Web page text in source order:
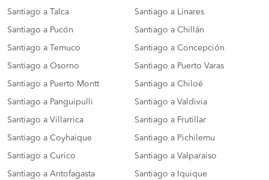
Santiago a Talca Santiago a Linares
Santiago a Pucón Santiago a Chillán
Santiago a Temuco Santiago a Concepción
Santiago a Osorno Santiago a Puerto Varas
Santiago a Puerto Montt Santiago a Chiloé
Santiago a Panguipulli Santiago a Valdivia
Santiago a Villarrica Santiago a Frutillar
Santiago a Coyhaique Santiago a Pichilemu
Santiago a Curico Santiago a Valparaiso
Santiago a Antofagasta Santiago a Iquique